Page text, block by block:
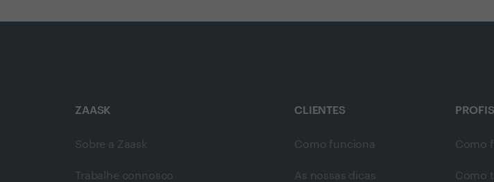
ZAASK
Sobre a Zaask
Trabalhe connosco
CLIENTES
Como funciona
As nossas dicas
Como
Como